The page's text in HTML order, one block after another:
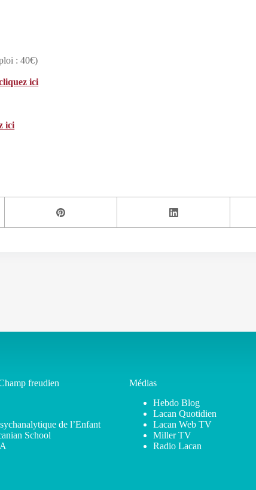
: 40€)
ici
ici
freudien
de l’Enfant
School
Médias
Hebdo Blog
Lacan Quotidien
Lacan Web TV
Miller TV
Radio Lacan